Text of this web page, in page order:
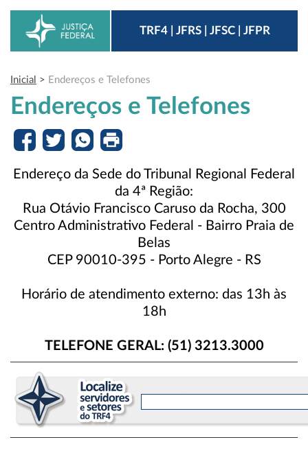
TRF4 | JFRS | JFSC | JFPR
Inicial > Endereços e Telefones
Endereços e Telefones
Endereço da Sede do Tribunal Regional Federal
da 4ª Região:
Rua Otávio Francisco Caruso da Rocha, 300
Centro Administrativo Federal - Bairro Praia de
Belas
CEP 90010-395 - Porto Alegre - RS
Horário de atendimento externo: das 13h às
18h
TELEFONE GERAL: (51) 3213.3000